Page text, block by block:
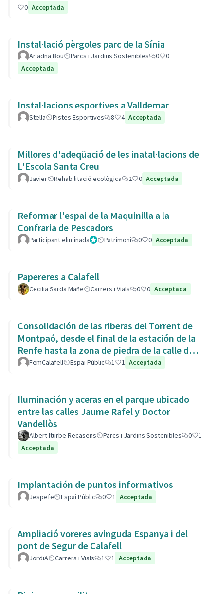
0 Acceptada
Instal·lació pèrgoles parc de la Sínia
Ariadna Bou Parcs i Jardins Sostenibles 0
0
Acceptada
Instal·lacions esportives a Valldemar
Stella Pistes Esportives 8 4 Acceptada
Millores d'adeqüació de les inatal·lacions de
L'Escola Santa Creu
Javier Rehabilitació ecològica 2 0 Acceptada
Reformar l'espai de la Maquinilla a la
Confraria de Pescadors
Participant eliminadaAdministrador
Patrimoni 0 0 Acceptada
Papereres a Calafell
Cecilia Sarda Mañe Carrers i Vials 0 0 Acceptada
Consolidación de las riberas del Torrent de
Montpaó, desde el final de la estación de la
Renfe hasta la zona de piedra de la calle de
L’Estany.
FemCalafell Espai Públic 1 1 Acceptada
Iluminación y aceras en el parque ubicado
entre las calles Jaume Rafel y Doctor
Vandellòs
Albert Iturbe Recasens Parcs i Jardins Sostenibles 0
1
Acceptada
Implantación de puntos informativos
Jespefe Espai Públic 0 1 Acceptada
Ampliació voreres avinguda Espanya i del
pont de Segur de Calafell
JordiA Carrers i Vials 1 1 Acceptada